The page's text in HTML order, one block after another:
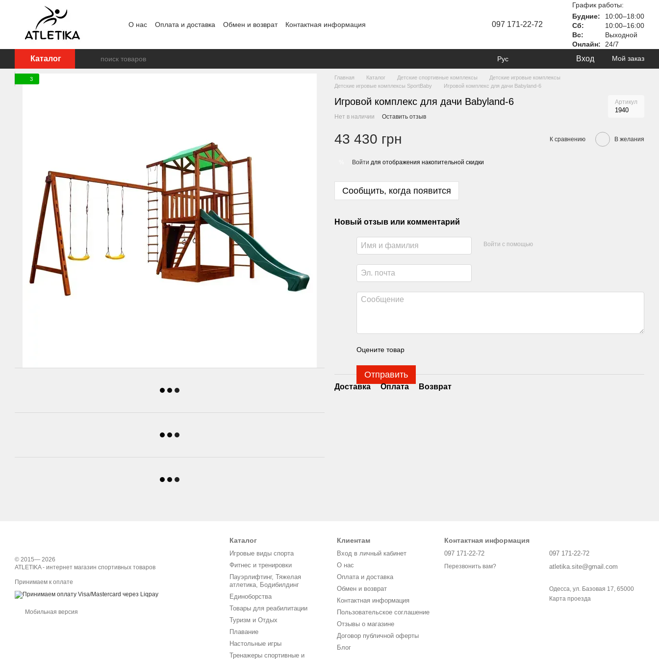
Перейти к основному контенту
О нас Оплата и доставка Обмен и возврат
Контактная информация
097 171-22-72
График работы:
Будние:
10:00–18:00
Сб:
10:00–16:00
Вс:
Выходной
Онлайн:
24/7
Каталог Рус Вход Мой заказ
3 Главная Каталог Детские спортивные комплексы
Детские игровые комплексы
Детские игровые комплексы SportBaby
Игровой комплекс для дачи Babyland-6
Игровой комплекс для дачи Babyland-6 Артикул
1940
Нет в наличии Оставить отзыв
43 430 грн К сравнению В желания
Войти для отображения накопительной скидки
Сообщить, когда появится
Новый отзыв или комментарий
Войти с помощью
Оцените товар
Отправить
Доставка Оплата Возврат
© 2015— 2026
ATLETIKA - интернет магазин спортивных товаров
Принимаем к оплате
Мобильная версия
Каталог
Игровые виды спорта
Фитнес и тренировки
Пауэрлифтинг, Тяжелая
атлетика, Бодибилдинг
Единоборства
Товары для реабилитации
Туризм и Отдых
Плавание
Настольные игры
Тренажеры спортивные и
Клиентам
Вход в личный кабинет
О нас
Оплата и доставка
Обмен и возврат
Контактная информация
Пользовательское соглашение
Отзывы о магазине
Договор публичной оферты
Блог
Контактная информация
097 171-22-72
Перезвонить вам?
097 171-22-72
atletika.site@gmail.com
Одесса, ул. Базовая 17, 65000
Карта проезда